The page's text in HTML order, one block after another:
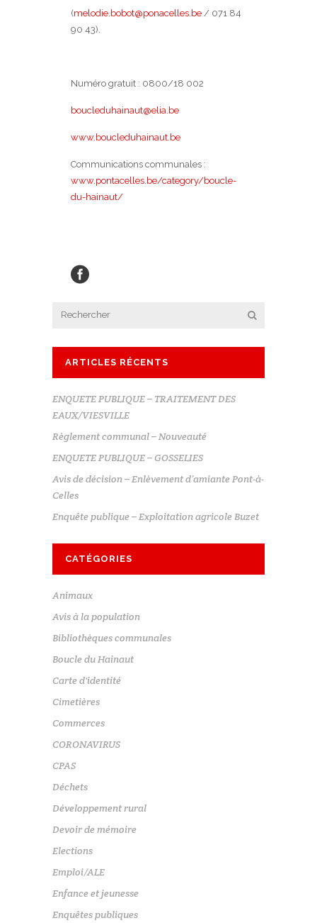
(melodie.bobot@ponacelles.be / 071 84
90 43).
Numéro gratuit : 0800/18 002
boucleduhainaut@elia.be
www.boucleduhainaut.be
Communications communales :
www.pontacelles.be/category/boucle-
du-hainaut/
ARTICLES RÉCENTS
ENQUETE PUBLIQUE – TRAITEMENT DES
EAUX/VIESVILLE
Règlement communal – Nouveauté
ENQUETE PUBLIQUE – GOSSELIES
Avis de décision – Enlèvement d’amiante Pont-à-
Celles
Enquête publique – Exploitation agricole Buzet
CATÉGORIES
Animaux
Avis à la population
Bibliothèques communales
Boucle du Hainaut
Carte d'identité
Cimetières
Commerces
CORONAVIRUS
CPAS
Déchets
Développement rural
Devoir de mémoire
Elections
Emploi/ALE
Enfance et jeunesse
Enquêtes publiques